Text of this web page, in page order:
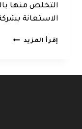
التخلص منها
الاستعانة
إقرأ المزيد شركة